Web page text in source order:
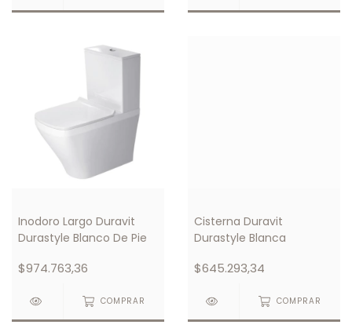
Inodoro Largo Duravit
Durastyle Blanco De Pie
$974.763,36
COMPRAR
Cisterna Duravit
Durastyle Blanca
$645.293,34
COMPRAR